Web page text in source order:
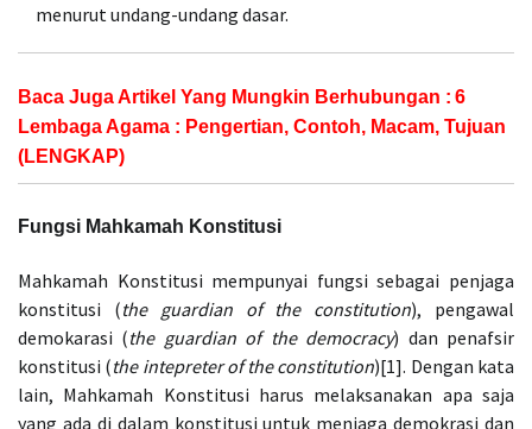
menurut undang-undang dasar.
Baca Juga Artikel Yang Mungkin Berhubungan : 6
Lembaga Agama : Pengertian, Contoh, Macam, Tujuan
(LENGKAP)
Fungsi Mahkamah Konstitusi
Mahkamah Konstitusi mempunyai fungsi sebagai penjaga
konstitusi (the guardian of the constitution), pengawal
demokarasi (the guardian of the democracy) dan penafsir
konstitusi (the intepreter of the constitution)[1]. Dengan kata
lain, Mahkamah Konstitusi harus melaksanakan apa saja
yang ada di dalam konstitusi untuk menjaga demokrasi dan